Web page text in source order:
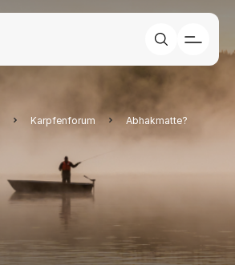
Karpfenforum Abhakmatte?